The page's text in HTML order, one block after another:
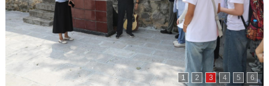
1 2 3 4 5 6